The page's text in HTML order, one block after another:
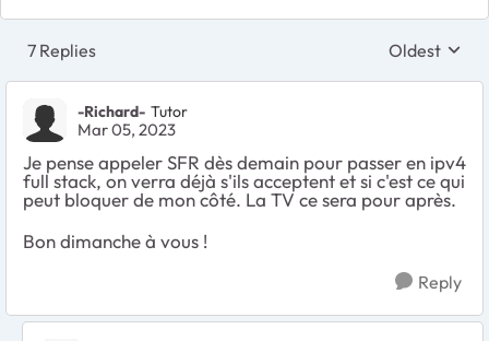
7 Replies Replies
Oldest
-Richard- Tutor
Mar 05, 2023
Je pense appeler SFR dès demain pour passer en ipv4
full stack, on verra déjà s'ils acceptent et si c'est ce qui
peut bloquer de mon côté. La TV ce sera pour après.
Bon dimanche à vous !
Reply